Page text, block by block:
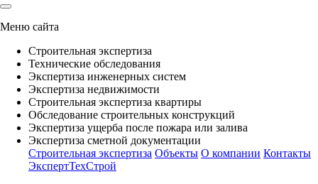
Меню сайта
Строительная экспертиза
Технические обследования
Экспертиза инженерных систем
Экспертиза недвижимости
Строительная экспертиза квартиры
Обследование строительных конструкций
Экспертиза ущерба после пожара или залива
Экспертиза сметной документации
Строительная экспертиза Объекты О компании Контакты
ЭкспертТехСтрой